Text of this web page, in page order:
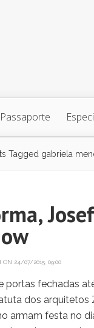
Passaporte
Tagged gabriela
ON 24/07/2015, 09:00
portas fechadas
dos arquitetos
armam festa no